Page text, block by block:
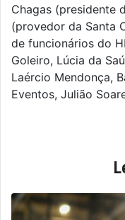
Chagas (presidente
(provedor da Santa
de funcionários do
Goleiro, Lúcia da
Laércio Mendonça,
Eventos, Julião